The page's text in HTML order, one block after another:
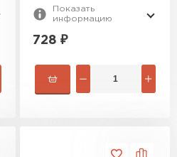
Показать
информацию
728 ₽